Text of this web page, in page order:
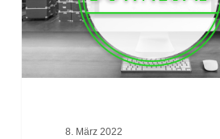
8. März 2022